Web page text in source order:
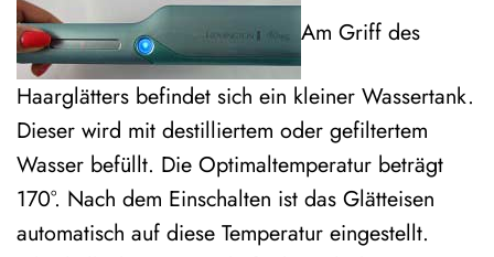
Am Griff des
Haarglätters befindet sich ein kleiner Wassertank.
Dieser wird mit destilliertem oder gefiltertem
Wasser befüllt. Die Optimaltemperatur beträgt
170°. Nach dem Einschalten ist das Glätteisen
automatisch auf diese Temperatur eingestellt.